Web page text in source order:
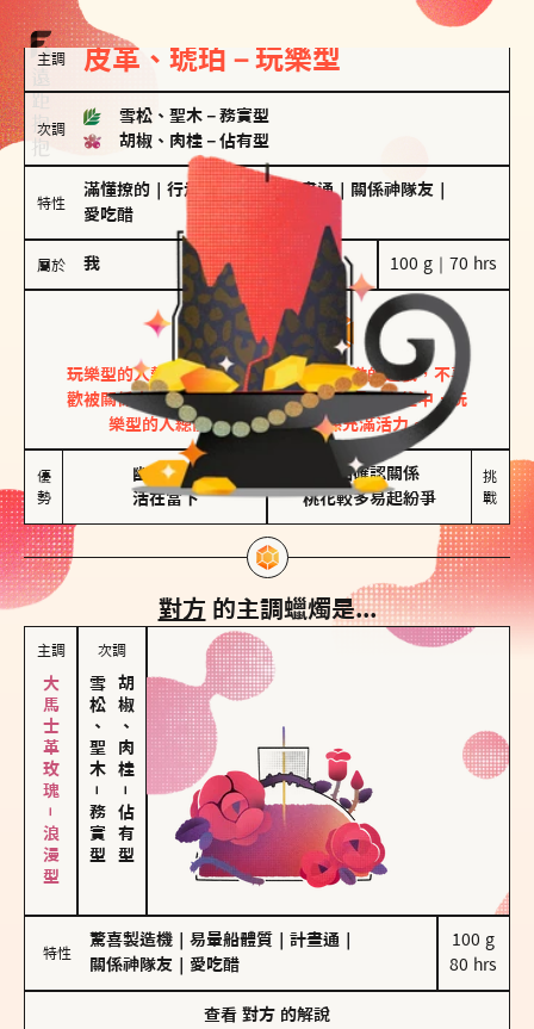
主調 皮革、琥珀－玩樂型
次調
雪松、聖木 － 務實型
胡椒、肉桂 － 佔有型
特性
滿懂撩的 行走的發電機｜ 計畫通｜ 關係神隊友
愛吃醋
屬於 我 100 g｜70 hrs
玩樂型
皮革、琥珀
玩樂型的人熱情洋溢，視戀愛為一場刺激的遊戲，不喜
歡被關係中的限制綑綁。無論是約會中還是交往中，玩
樂型的人總能帶來樂趣，讓關係充滿活力。
優
勢
幽默風趣
活在當下
害怕確認關係
桃花較多易起紛爭
挑
戰
對方 的主調蠟燭是...
主調
大馬士革玫瑰－浪漫型
次調
雪松、聖木
－
務實型
胡椒、肉桂
－
佔有型
特性
驚喜製造機 易暈船體質 計畫通
關係神隊友
愛吃醋
100 g
80 hrs
查看 對方 的解說